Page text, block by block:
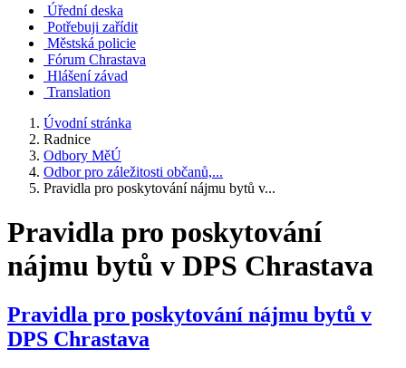
Úřední deska
Potřebuji zařídit
Městská policie
Fórum Chrastava
Hlášení závad
Translation
Úvodní stránka
Radnice
Odbory MěÚ
Odbor pro záležitosti občanů,...
Pravidla pro poskytování nájmu bytů v...
Pravidla pro poskytování
nájmu bytů v DPS Chrastava
Pravidla pro poskytování nájmu bytů v
DPS Chrastava